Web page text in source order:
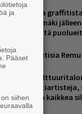
Laittomasta
Paavo Arhinmäki
kädessä – näitä
Mainioita uutisia
Helsingin
tarjoaa kulttiartisteja,
ja kaikkea
ja
Pääset
siihen